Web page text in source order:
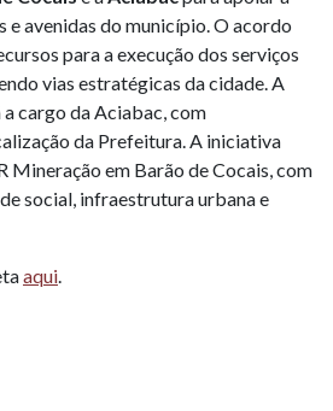
e avenidas do município. O acordo
para a execução dos serviços
vias estratégicas da cidade. A
cargo da Aciabac, com
da Prefeitura. A iniciativa
Mineração em Barão de Cocais, com
social, infraestrutura urbana e
aqui.